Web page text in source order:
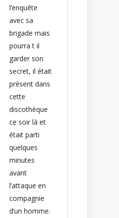
l’enquête
avec sa
brigade mais
pourra t il
garder son
secret, il était
présent dans
cette
discothèque
ce soir là et
était parti
quelques
minutes
avant
l’attaque en
compagnie
d’un homme.